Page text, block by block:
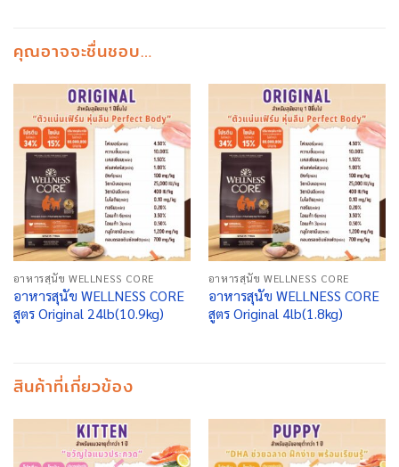
คุณอาจจะชื่นชอบ…
อาหารสุนัข WELLNESS CORE
อาหารสุนัข WELLNESS CORE
สูตร Original 24lb(10.9kg)
อาหารสุนัข WELLNESS CORE
อาหารสุนัข WELLNESS CORE
สูตร Original 4lb(1.8kg)
สินค้าที่เกี่ยวข้อง